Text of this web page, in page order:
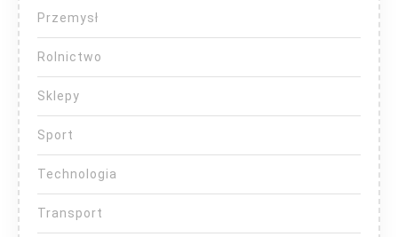
Przemysł
Rolnictwo
Sklepy
Sport
Technologia
Transport